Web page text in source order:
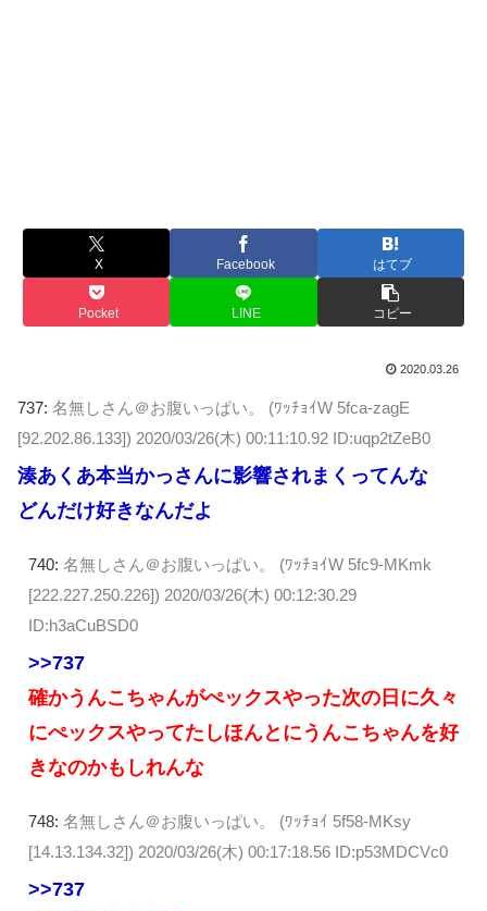
X Facebook はてブ
Pocket LINE コピー
2020.03.26
737: 名無しさん＠お腹いっぱい。 (ﾜｯﾁｮｲW 5fca-zagE
[92.202.86.133]) 2020/03/26(木) 00:11:10.92 ID:uqp2tZeB0
湊あくあ本当かっさんに影響されまくってんな
どんだけ好きなんだよ
740: 名無しさん＠お腹いっぱい。 (ﾜｯﾁｮｲW 5fc9-MKmk
[222.227.250.226]) 2020/03/26(木) 00:12:30.29
ID:h3aCuBSD0
>>737
確かうんこちゃんがぺックスやった次の日に久々
にぺックスやってたしほんとにうんこちゃんを好
きなのかもしれんな
748: 名無しさん＠お腹いっぱい。 (ﾜｯﾁｮｲ 5f58-MKsy
[14.13.134.32]) 2020/03/26(木) 00:17:18.56 ID:p53MDCVc0
>>737